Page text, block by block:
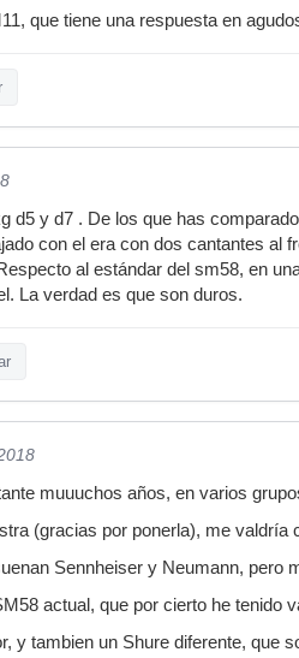
que tiene una respuesta en
d5 y d7 . De los que has
con el era con dos cantantes al
al estándar del sm58, en
La verdad es que son duros.
muuuchos años, en varios
(gracias por ponerla), me
Sennheiser y Neumann, pero
actual, que por cierto he tenido
y tambien un Shure diferente, que